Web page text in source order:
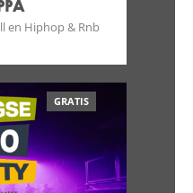
en Hiphop & Rnb
GRATIS